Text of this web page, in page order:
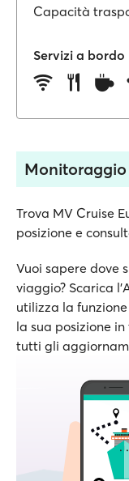
Capacità
Servizi a bordo
Monitoraggio
Trova MV Cruise
posizione e
Vuoi sapere dove
viaggio? Scarica
utilizza la
la sua posizione
tutti gli